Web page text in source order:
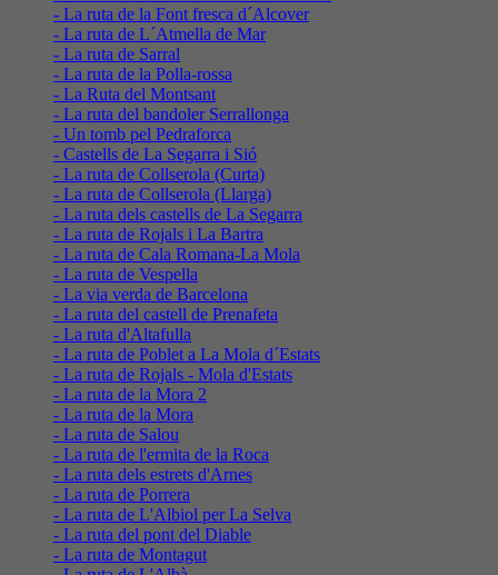
- La ruta de la Font fresca d´Alcover
- La ruta de L´Atmella de Mar
- La ruta de Sarral
- La ruta de la Polla-rossa
- La Ruta del Montsant
- La ruta del bandoler Serrallonga
- Un tomb pel Pedraforca
- Castells de La Segarra i Sió
- La ruta de Collserola (Curta)
- La ruta de Collserola (Llarga)
- La ruta dels castells de La Segarra
- La ruta de Rojals i La Bartra
- La ruta de Cala Romana-La Mola
- La ruta de Vespella
- La via verda de Barcelona
- La ruta del castell de Prenafeta
- La ruta d'Altafulla
- La ruta de Poblet a La Mola d´Estats
- La ruta de Rojals - Mola d'Estats
- La ruta de la Mora 2
- La ruta de la Mora
- La ruta de Salou
- La ruta de l'ermita de la Roca
- La ruta dels estrets d'Arnes
- La ruta de Porrera
- La ruta de L'Albiol per La Selva
- La ruta del pont del Diable
- La ruta de Montagut